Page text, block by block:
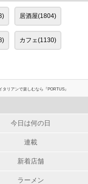
居酒屋(1804)
カフェ(1130)
タリアンで楽しむなら『PORTUS』
今日は何の日
連載
新着店舗
ラーメン